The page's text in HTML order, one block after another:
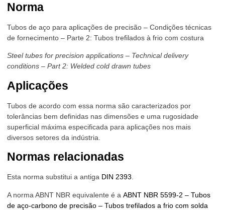
Norma
Tubos de aço para aplicações de precisão – Condições técnicas
de fornecimento – Parte 2: Tubos trefilados à frio com costura
Steel tubes for precision applications – Technical delivery
conditions – Part 2: Welded cold drawn tubes
Aplicações
Tubos de acordo com essa norma são caracterizados por
tolerâncias bem definidas nas dimensões e uma rugosidade
superficial máxima especificada para aplicações nos mais
diversos setores da indústria.
Normas relacionadas
Esta norma substitui a antiga DIN 2393
A norma ABNT NBR equivalente é a ABNT NBR 5599-2 – Tubos
de aço-carbono de precisão – Tubos trefilados a frio com solda